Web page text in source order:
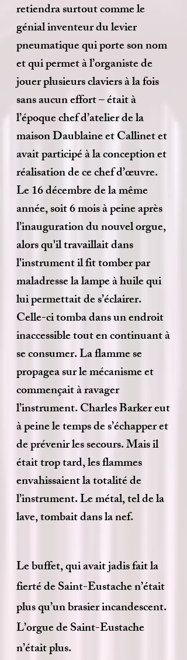
retiendra surtout comme le
génial inventeur du levier
pneumatique qui porte son nom
et qui permet à l’organiste de
jouer plusieurs claviers à la fois
sans aucun effort – était à
l’époque chef d’atelier de la
maison Daublaine et Callinet et
avait participé à la conception et
réalisation de ce chef d’œuvre.
Le 16 décembre de la même
année, soit 6 mois à peine après
l’inauguration du nouvel orgue,
alors qu'il travaillait dans
l'instrument il fit tomber par
maladresse la lampe à huile qui
lui permettait de s’éclairer.
Celle-ci tomba dans un endroit
inaccessible tout en continuant à
se consumer. La flamme se
propagea sur le mécanisme et
commençait à ravager
l’instrument. Charles Barker eut
à peine le temps de s’échapper et
de prévenir les secours. Mais il
était trop tard, les flammes
envahissaient la totalité de
l’instrument. Le métal, tel de la
lave, tombait dans la nef.
Le buffet, qui avait jadis fait la
fierté de Saint-Eustache n’était
plus qu’un brasier incandescent.
L’orgue de Saint-Eustache
n’était plus.